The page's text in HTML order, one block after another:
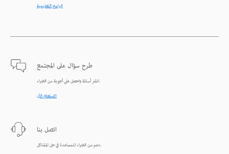
البرامج التعليمية
طرح سؤال على المجتمع
انشر أسئلة واحصل على أجوبة من الخبراء.
الاستعلام الآن
اتصل بنا
دعم من الخبراء للمساعدة في حل المشاكل.